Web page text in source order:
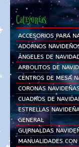
Categorías
ACCESORIOS PARA
ADORNOS
ÁNGELES DE
ARBOLITOS DE
CENTROS DE MESA
CORONAS
CUADROS DE
ESTRELLAS
GENERAL
GUIRNALDAS
MANUALIDADES CON